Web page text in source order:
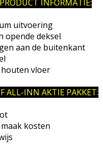
INFORMATIE:
uitvoering
opende deksel
aan de buitenkant
vloer
ALL-INN AKTIE PAKKET:
kosten